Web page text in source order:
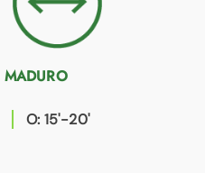
O: 15'-20'